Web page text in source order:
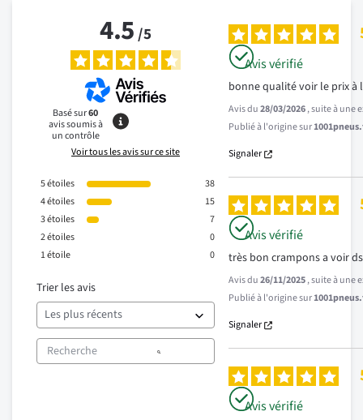
4.5/5
Basé sur60
avis soumis à
un contrôle
Voir tous les avis sur ce site
5étoiles
38
4étoiles
15
3étoiles
7
2étoiles
0
1étoile 0
Trier les avis
Avis vérifié
bonne qualité voir le prix à
Avis du28/03/2026, suite à une
Publié à l'origine sur
Signaler
Avis vérifié
très bon crampons a voir
Avis du26/11/2025, suite à une
Publié à l'origine sur
Signaler
Avis vérifié